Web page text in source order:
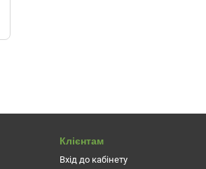
Клієнтам
Вхід до кабінету